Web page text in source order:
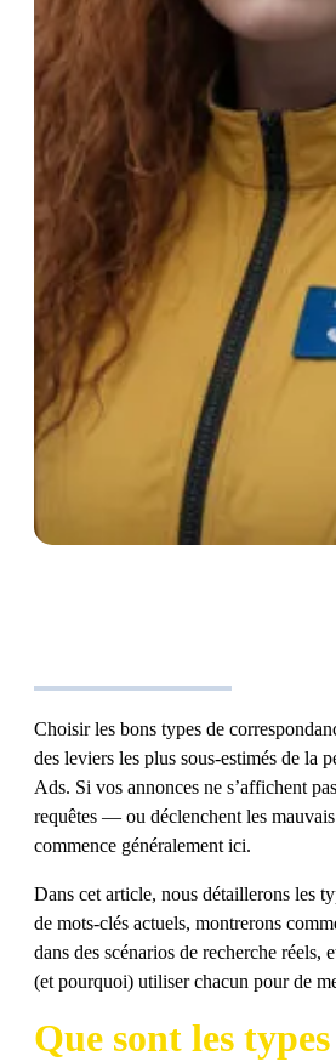
Choisir les bons types de
des leviers les plus sous-estimés de la
Ads. Si vos annonces ne s’affichent
requêtes — ou déclenchent les
commence généralement ici.
Dans cet article, nous détaillerons les
de mots-clés actuels, montrerons
dans des scénarios de recherche réels,
(et pourquoi) utiliser chacun pour de
Que sont les